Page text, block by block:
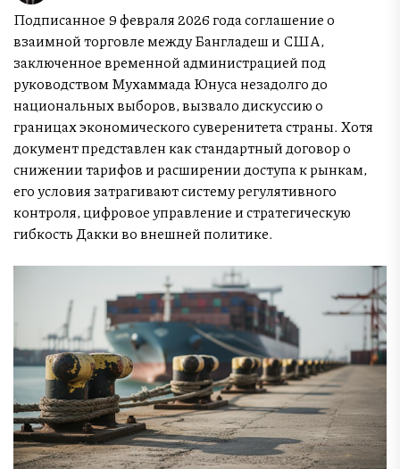
Подписанное 9 февраля 2026 года соглашение о
взаимной торговле между Бангладеш и США,
заключенное временной администрацией под
руководством Мухаммада Юнуса незадолго до
национальных выборов, вызвало дискуссию о
границах экономического суверенитета страны. Хотя
документ представлен как стандартный договор о
снижении тарифов и расширении доступа к рынкам,
его условия затрагивают систему регулятивного
контроля, цифровое управление и стратегическую
гибкость Дакки во внешней политике.